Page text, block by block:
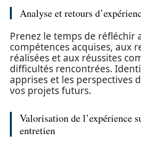
Analyse et retours
Prenez le temps de réfléchir
compétences acquises, aux
réalisées et aux réussites
difficultés rencontrées.
apprises et les perspectives
vos projets futurs.
Valorisation de l’expérience
entretien